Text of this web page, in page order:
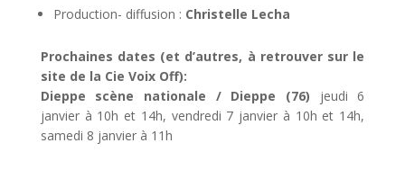
Production- diffusion : Christelle Lecha
Prochaines dates (et d’autres, à retrouver sur le
site de la Cie Voix Off):
Dieppe scène nationale / Dieppe (76) jeudi 6
janvier à 10h et 14h, vendredi 7 janvier à 10h et 14h,
samedi 8 janvier à 11h